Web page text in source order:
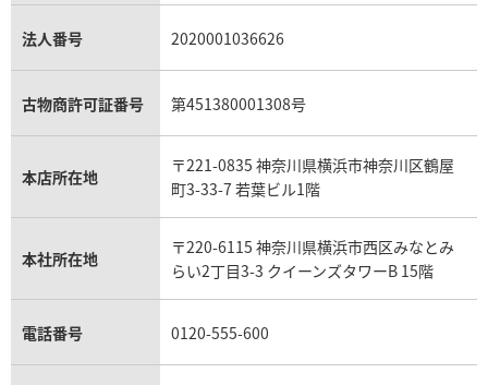
銀・シルバー買取
パラジウム買取
キャッツアイ買取
アクアマリン買取
ヴァシュロン・コンスタンタン買取
オメガ買取
カルティエ買取
フランク ミュラー買取
リシャール・ミル買取
パネライ買取
チューダー（チュードル）買取
セリーヌ買取
プラダ買取
ダミアーニ買取
モーブッサン買取
法人番号 2020001036626
古物商許可証番号 第451380001308号
本店所在地
〒221-0835 神奈川県横浜市神奈川区鶴屋
町3-33-7 若葉ビル1階
本社所在地
〒220-6115 神奈川県横浜市西区みなとみ
らい2丁目3-3 クイーンズタワーB 15階
電話番号 0120-555-600